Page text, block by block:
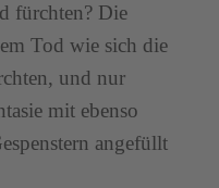
fürchten? Die
Tod wie sich die
und nur
mit ebenso
angefüllt